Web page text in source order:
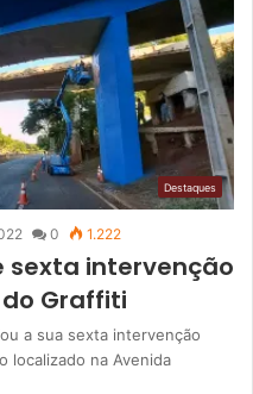
Destaques
0 1.222
sexta intervenção
Graffiti
a sua sexta intervenção
localizado na Avenida